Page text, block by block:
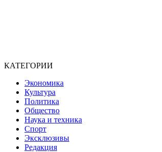
КАТЕГОРИИ
Экономика
Культура
Политика
Общество
Наука и техника
Спорт
Эксклюзивы
Редакция